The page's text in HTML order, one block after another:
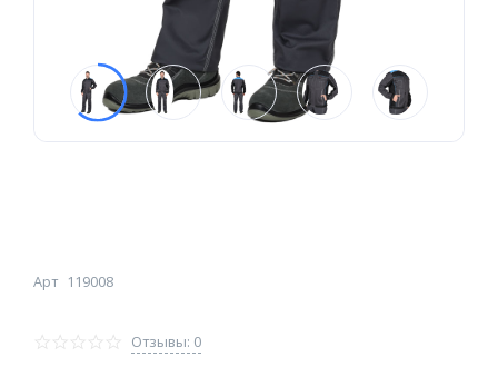
Арт 119008
Отзывы: 0